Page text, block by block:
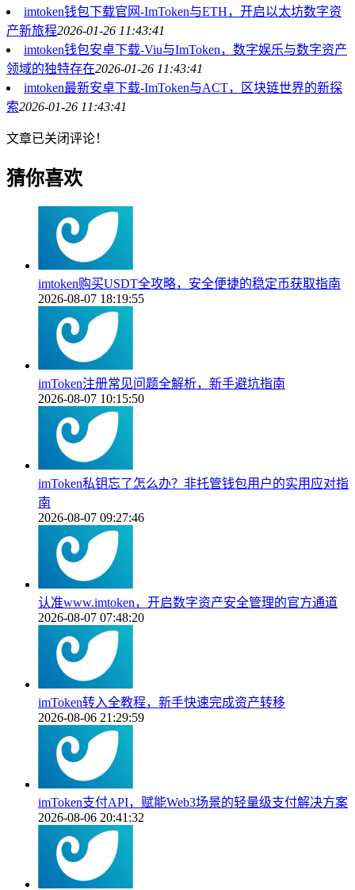
imtoken钱包下载官网-ImToken与ETH，开启以太坊数字资
产新旅程2026-01-26 11:43:41
imtoken钱包安卓下载-Viu与ImToken，数字娱乐与数字资产
领域的独特存在2026-01-26 11:43:41
imtoken最新安卓下载-ImToken与ACT，区块链世界的新探
索2026-01-26 11:43:41
文章已关闭评论！
猜你喜欢
imtoken购买USDT全攻略，安全便捷的稳定币获取指南
2026-08-07 18:19:55
imToken注册常见问题全解析，新手避坑指南
2026-08-07 10:15:50
imToken私钥忘了怎么办？非托管钱包用户的实用应对指
南
2026-08-07 09:27:46
认准www.imtoken，开启数字资产安全管理的官方通道
2026-08-07 07:48:20
imToken转入全教程，新手快速完成资产转移
2026-08-06 21:29:59
imToken支付API，赋能Web3场景的轻量级支付解决方案
2026-08-06 20:41:32